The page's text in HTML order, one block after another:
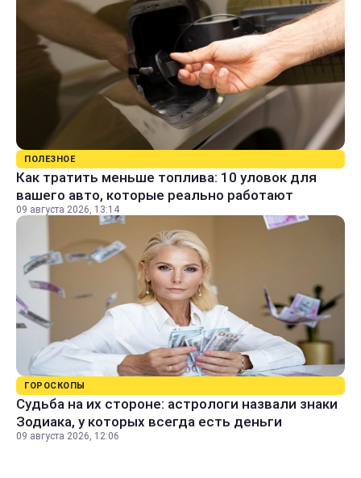
ПОЛЕЗНОЕ
Как тратить меньше топлива: 10 уловок для
вашего авто, которые реально работают
09 августа 2026, 13:14
ГОРОСКОПЫ
Судьба на их стороне: астрологи назвали знаки
Зодиака, у которых всегда есть деньги
09 августа 2026, 12:06